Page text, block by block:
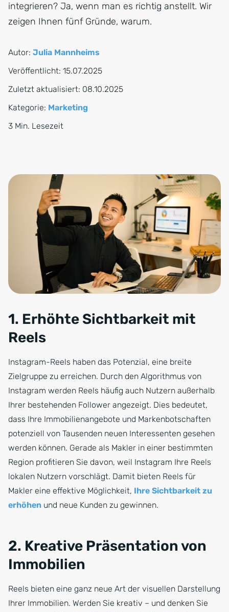
integrieren? Ja, wenn man es richtig anstellt. Wir
zeigen Ihnen fünf Gründe, warum.
Autor: Julia Mannheims
Veröffentlicht: 15.07.2025
Zuletzt aktualisiert: 08.10.2025
Kategorie: Marketing
3 Min. Lesezeit
1. Erhöhte Sichtbarkeit mit
Reels
Instagram-Reels haben das Potenzial, eine breite
Zielgruppe zu erreichen. Durch den Algorithmus von
Instagram werden Reels häufig auch Nutzern außerhalb
Ihrer bestehenden Follower angezeigt. Dies bedeutet,
dass Ihre Immobilienangebote und Markenbotschaften
potenziell von Tausenden neuen Interessenten gesehen
werden können. Gerade als Makler in einer bestimmten
Region profitieren Sie davon, weil Instagram Ihre Reels
lokalen Nutzern vorschlägt. Damit bieten Reels für
Makler eine effektive Möglichkeit, Ihre Sichtbarkeit zu
erhöhen und neue Kunden zu gewinnen.
2. Kreative Präsentation von
Immobilien
Reels bieten eine ganz neue Art der visuellen Darstellung
Ihrer Immobilien. Werden Sie kreativ – und denken Sie